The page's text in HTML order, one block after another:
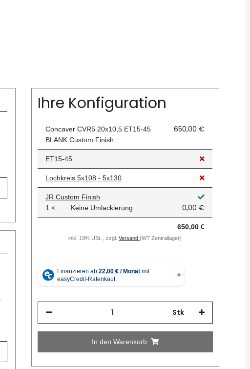
Ihre Konfiguration
Concaver CVR5 20x10,5 ET15-45
BLANK Custom Finish
650,00 €
ET15-45
Lochkreis 5x108 - 5x130
JR Custom Finish
1 ×
Keine Umlackierung 0,00 €
650,00 €
inkl. 19% USt. , zzgl.Versand(WT Zentrallager)
Stk
In den Warenkorb